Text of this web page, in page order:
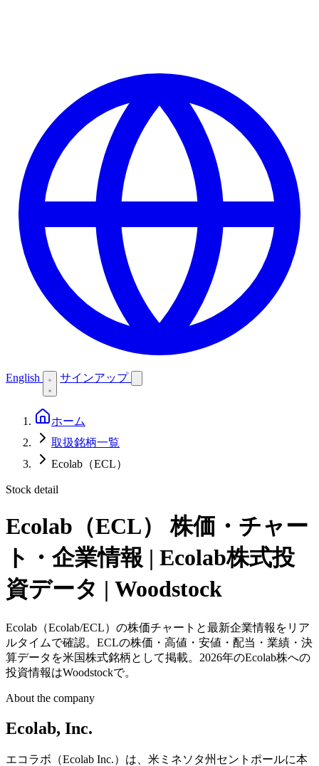
English サインアップ
ホーム
取扱銘柄一覧
Ecolab（ECL）
Stock detail
Ecolab（ECL）
株価・チャー
ト・企業情報 | Ecolab株式投
資データ | Woodstock
Ecolab（Ecolab/ECL）の株価チャートと最新企業情報をリア
ルタイムで確認。ECLの株価・高値・安値・配当・業績・決
算データを米国株式銘柄として掲載。2026年のEcolab株への
投資情報はWoodstockで。
About the company
Ecolab, Inc.
エコラボ（Ecolab Inc.）は、米ミネソタ州セントポールに本